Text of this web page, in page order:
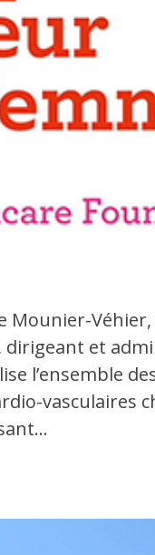
dirigeant et
l’ensemble
vasculaires